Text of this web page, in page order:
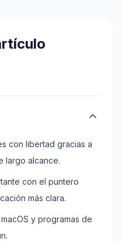
con libertad gracias a
largo alcance.
con el puntero
más clara.
y programas de